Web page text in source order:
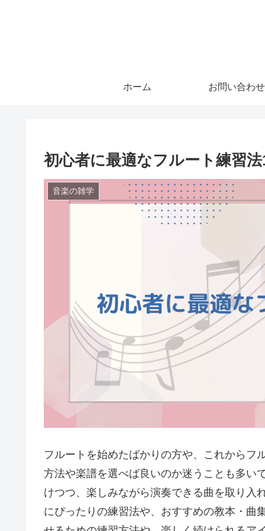
ホーム お問い合わ
初心者に最適なフルート練習法
音楽の雑学
フルートを始めたばかりの方や、これからフ
方法や楽譜を選べば良いのか迷うことも多い
けつつ、楽しみながら演奏できる曲を取り入
にぴったりの練習法や、おすすめの教本・曲